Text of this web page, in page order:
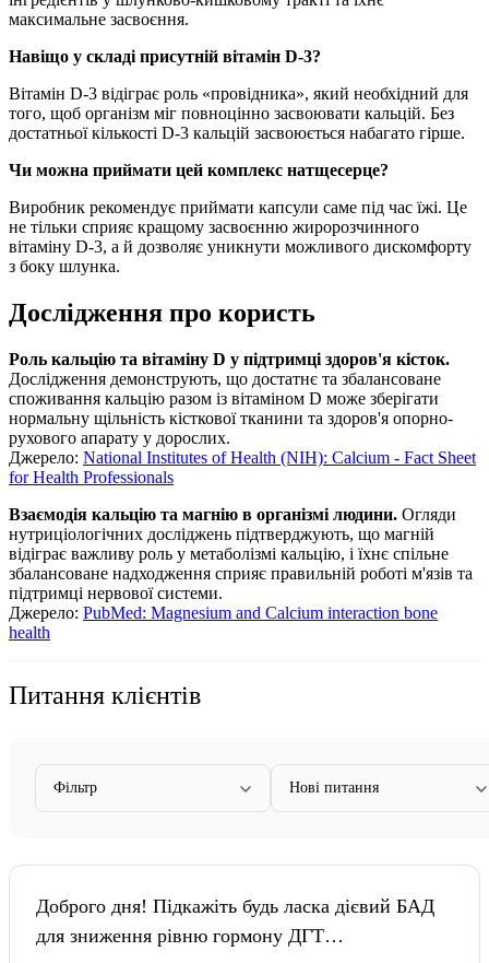
максимальне засвоєння.
Навіщо у складі присутній вітамін D-3?
Вітамін D-3 відіграє роль «провідника», який необхідний для
того, щоб організм міг повноцінно засвоювати кальцій. Без
достатньої кількості D-3 кальцій засвоюється набагато гірше.
Чи можна приймати цей комплекс натщесерце?
Виробник рекомендує приймати капсули саме під час їжі. Це
не тільки сприяє кращому засвоєнню жиророзчинного
вітаміну D-3, а й дозволяє уникнути можливого дискомфорту
з боку шлунка.
Дослідження про користь
Роль кальцію та вітаміну D у підтримці здоров'я кісток.
Дослідження демонструють, що достатнє та збалансоване
споживання кальцію разом із вітаміном D може зберігати
нормальну щільність кісткової тканини та здоров'я опорно-
рухового апарату у дорослих.
Джерело: National Institutes of Health (NIH): Calcium - Fact Sheet
for Health Professionals
Взаємодія кальцію та магнію в організмі людини. Огляди
нутриціологічних досліджень підтверджують, що магній
відіграє важливу роль у метаболізмі кальцію, і їхнє спільне
збалансоване надходження сприяє правильній роботі м'язів та
підтримці нервової системи.
Джерело: PubMed: Magnesium and Calcium interaction bone
health
Питання клієнтів
Фільтр Нові питання
Доброго дня! Підкажіть будь ласка дієвий БАД
для зниження рівню гормону ДГТ…